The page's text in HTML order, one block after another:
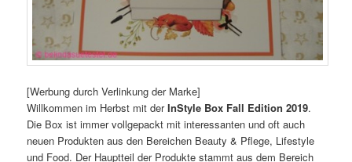
[Werbung durch Verlinkung der Marke]
Willkommen im Herbst mit derInStyle Box Fall Edition 2019.
Die Box ist immer vollgepackt mit interessanten und oft auch
neuen Produkten aus den Bereichen Beauty & Pflege, Lifestyle
und Food. Der Hauptteil der Produkte stammt aus dem Bereich